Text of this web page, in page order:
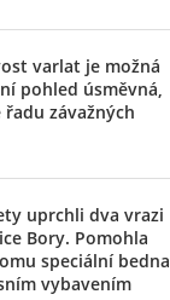
varlat je možná
pohled úsměvná,
řadu závažných
uprchli dva vrazi
Bory. Pomohla
speciální bedna
vybavením